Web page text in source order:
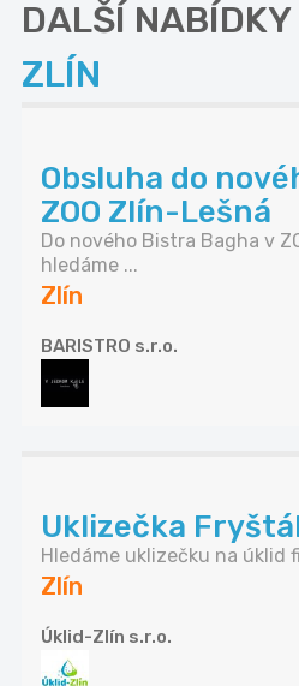
DALŠÍ NABÍDKY
ZLÍN
Obsluha do
ZOO Zlín-Lešná
Do nového Bistra Bagha v
hledáme ...
Zlín
BARISTRO s.r.o.
Uklizečka
Hledáme uklizečku na úklid
Zlín
Úklid-Zlín s.r.o.